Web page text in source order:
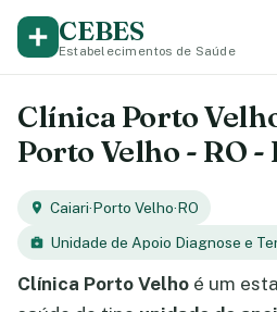
CEBES
Estabelecimentos de Saúde
Clínica Porto
Porto Velho - RO
Caiari·Porto Velho·RO
Unidade de Apoio Diagnose e
Clínica Porto Velho é um